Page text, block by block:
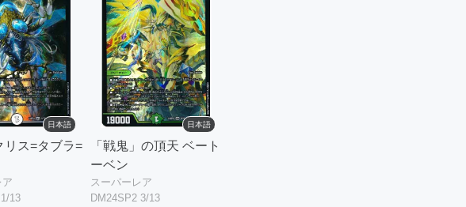
日本語
リス=タブラ=
ア
13
日本語
「戦鬼」の頂天 ベート
ーベン
スーパーレア
DM24SP2 3/13